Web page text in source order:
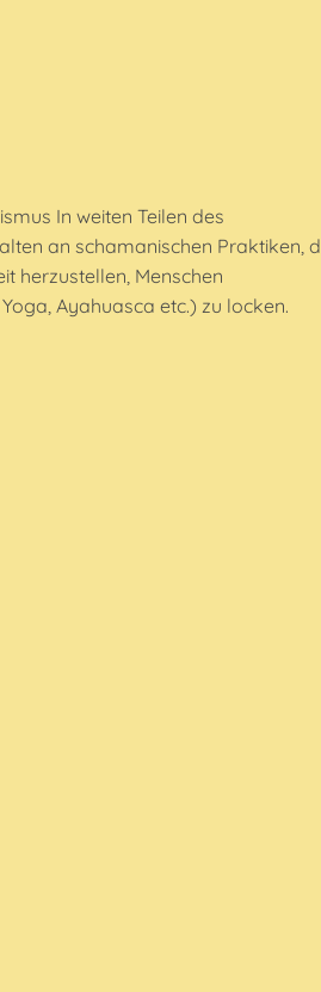
In weiten Teilen des
an schamanischen Praktiken,
herzustellen, Menschen
Ayahuasca etc.) zu locken.